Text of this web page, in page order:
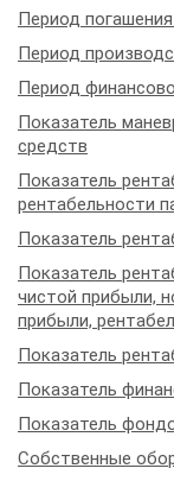
Период
Период
Период
Показатель
средств
Показатель
рентабельности
Показатель
Показатель
чистой прибыли,
прибыли,
Показатель
Показатель
Показатель
Собственные